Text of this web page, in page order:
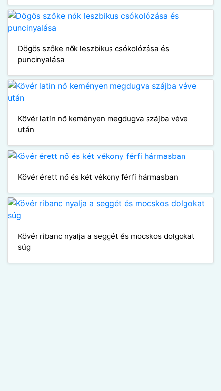
Dögös szőke nők leszbikus csókolózása és
puncinyalása
Kövér latin nő keményen megdugva szájba véve
után
Kövér érett nő és két vékony férfi hármasban
Kövér ribanc nyalja a seggét és mocskos dolgokat
súg